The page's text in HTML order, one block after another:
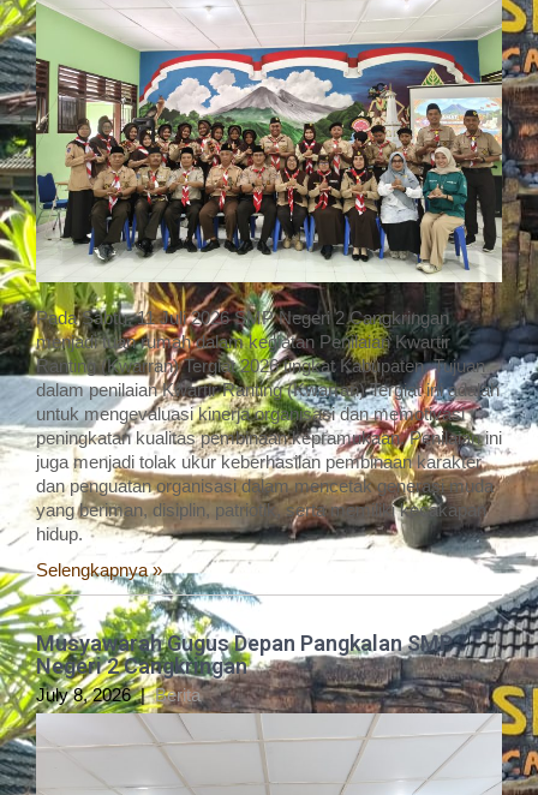
Pada Sabtu, 11 Juli 2026 SMP Negeri 2 Cangkringan
menjadi tuan rumah dalam kegiatan Penilaian Kwartir
Ranting (Kwarran) Tergiat 2026 tingkat Kabupaten. Tujuan
dalam penilaian Kwartir Ranting (Kwarran) Tergiat ini adalah
untuk mengevaluasi kinerja organisasi dan memotivasi
peningkatan kualitas pembinaan kepramukaan. Penilaian ini
juga menjadi tolak ukur keberhasilan pembinaan karakter
dan penguatan organisasi dalam mencetak generasi muda
yang beriman, disiplin, patriotik, serta memiliki kecakapan
hidup.
Selengkapnya »
Musyawarah Gugus Depan Pangkalan SMP
Negeri 2 Cangkringan
July 8, 2026 |Berita